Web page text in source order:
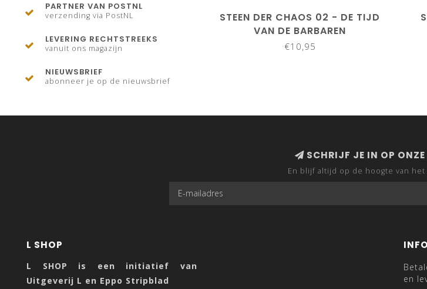
PARTNER VAN POSTNL
verzending via PostNL
LEVERING RECHTSTREEKS
vanuit ons magazijn
NIEUWSBRIEF
abonneer je op de nieuwsbrief
STEEN DER CHAOS 02 - DE TIJD
VAN DE BARBAREN
€10,95
SCHRIJF JE IN OP ONZE
En blijf altijd op de hoogte van
L SHOP
L SHOP is een initiatief van
Uitgeverij L en Eppo Stripblad
en